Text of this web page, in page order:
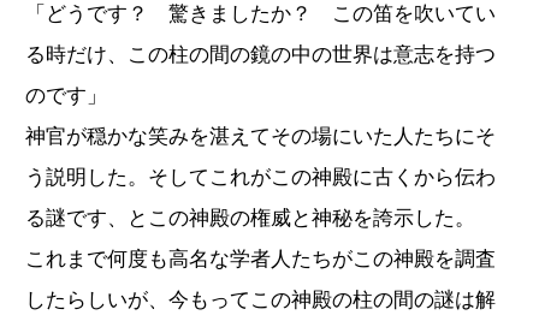
「どうです？ 驚きましたか？ この笛を吹いてい
る時だけ、この柱の間の鏡の中の世界は意志を持つ
のです」
神官が穏かな笑みを湛えてその場にいた人たちにそ
う説明した。そしてこれがこの神殿に古くから伝わ
る謎です、とこの神殿の権威と神秘を誇示した。
これまで何度も高名な学者人たちがこの神殿を調査
したらしいが、今もってこの神殿の柱の間の謎は解